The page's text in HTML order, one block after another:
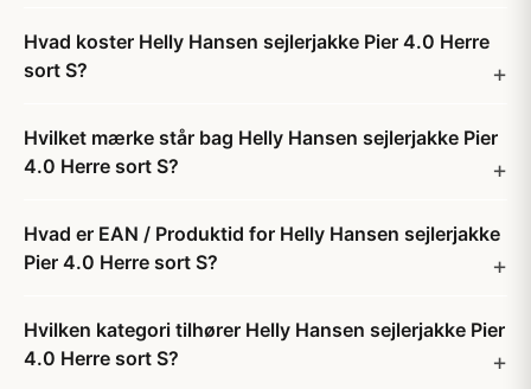
Hvad koster Helly Hansen sejlerjakke Pier 4.0 Herre
sort S?
Hvilket mærke står bag Helly Hansen sejlerjakke Pier
4.0 Herre sort S?
Hvad er EAN / Produktid for Helly Hansen sejlerjakke
Pier 4.0 Herre sort S?
Hvilken kategori tilhører Helly Hansen sejlerjakke Pier
4.0 Herre sort S?